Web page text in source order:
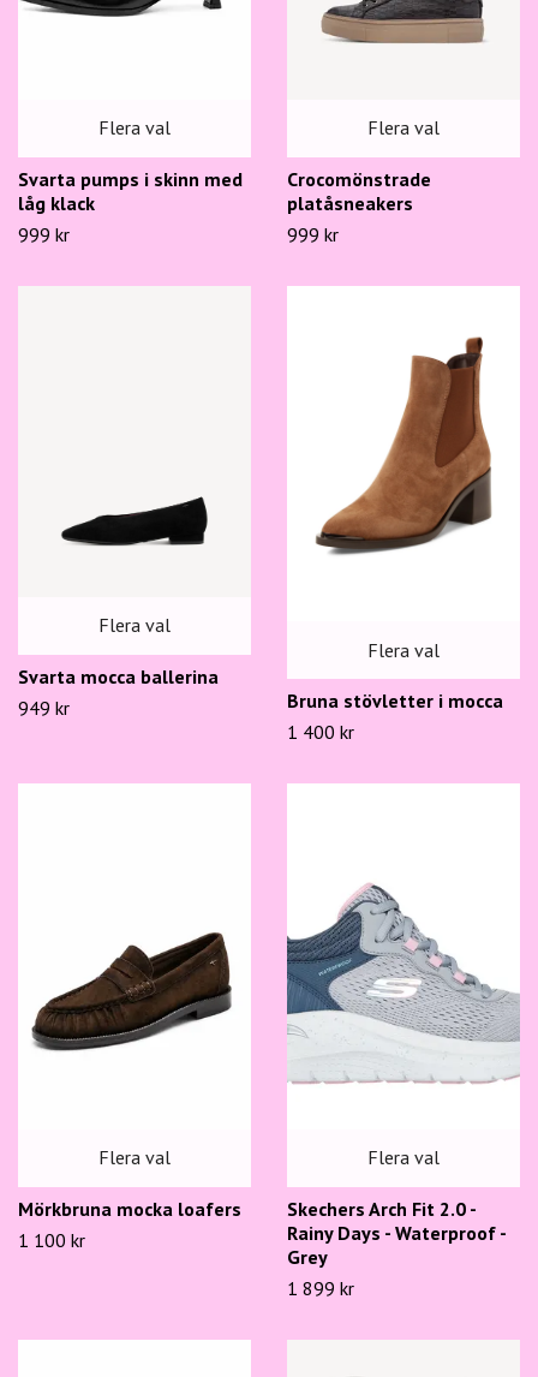
Flera val
Svarta pumps i skinn med
låg klack
999 kr
Flera val
Crocomönstrade
platåsneakers
999 kr
Flera val
Svarta mocca ballerina
949 kr
Flera val
Bruna stövletter i mocca
1 400 kr
Flera val
Mörkbruna mocka loafers
1 100 kr
Flera val
Skechers Arch Fit 2.0 -
Rainy Days - Waterproof -
Grey
1 899 kr